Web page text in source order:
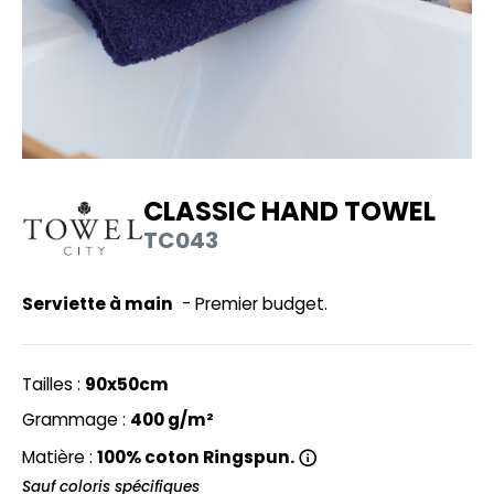
MODULABLES
DE MAISON
IN EUROPE
YOUR BRAND
HALES
CLASSIC HAND TOWEL
TC043
Serviette à main - Premier budget.
Tailles : 90x50cm
Grammage : 400 g/m²
Matière : 100% coton Ringspun.
Sauf coloris spécifiques